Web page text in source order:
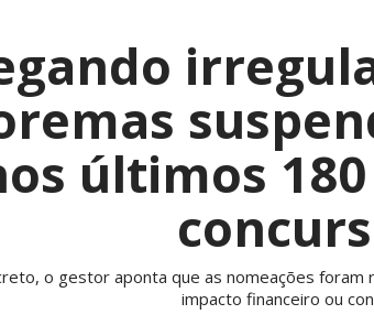
últimos
o gestor aponta que as nomeações
impacto financeiro ou